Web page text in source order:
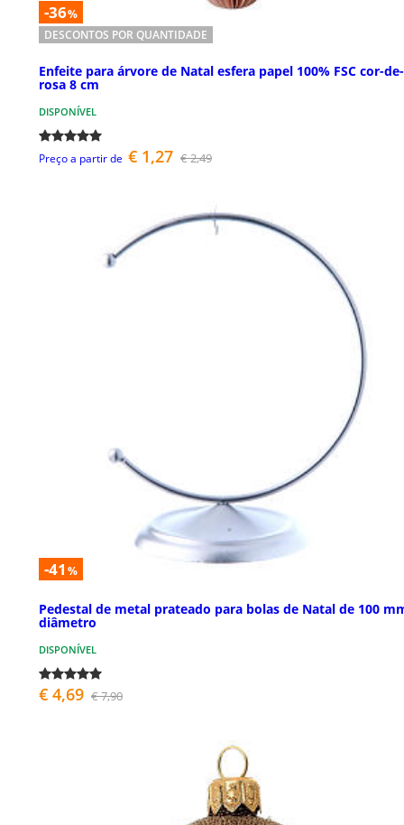
-36%
DESCONTOS POR QUANTIDADE
Enfeite para árvore de Natal esfera papel 100% FSC cor-de-
rosa 8 cm
DISPONÍVEL
Preço a partir de € 1,27 € 2,49
-41 %
Pedestal de metal prateado para bolas de Natal de 100
diâmetro
DISPONÍVEL
€ 4,69 € 7,90